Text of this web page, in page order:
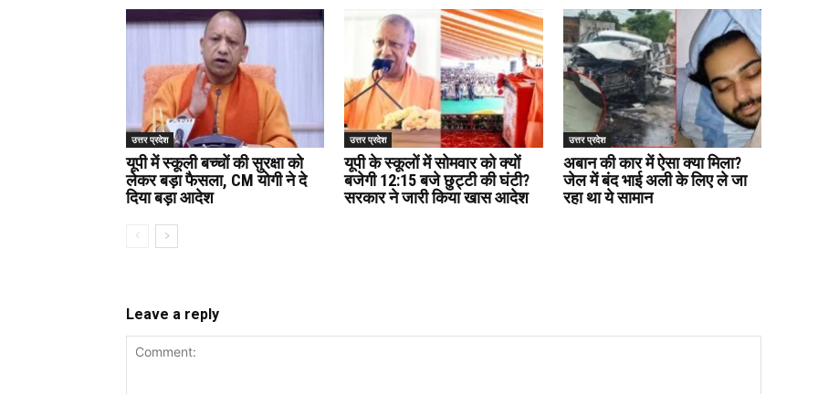
उत्तर प्रदेश
यूपी में स्कूली बच्चों की सुरक्षा को
लेकर बड़ा फैसला, CM योगी ने दे
दिया बड़ा आदेश
उत्तर प्रदेश
यूपी के स्कूलों में सोमवार को क्यों
बजेगी 12:15 बजे छुट्टी की घंटी?
सरकार ने जारी किया खास आदेश
उत्तर प्रदेश
अबान की कार में ऐसा क्या मिला?
जेल में बंद भाई अली के लिए ले जा
रहा था ये सामान
Leave a reply